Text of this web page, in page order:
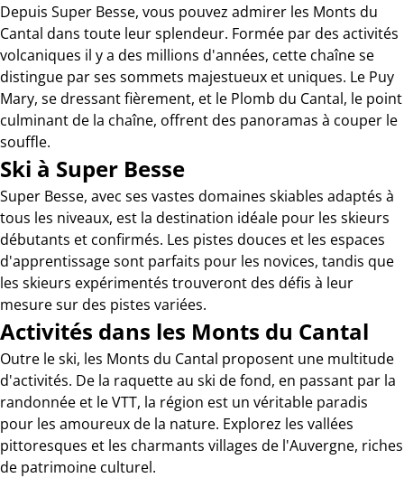
Depuis Super Besse, vous pouvez admirer les Monts du
Cantal dans toute leur splendeur. Formée par des activités
volcaniques il y a des millions d'années, cette chaîne se
distingue par ses sommets majestueux et uniques. Le Puy
Mary, se dressant fièrement, et le Plomb du Cantal, le point
culminant de la chaîne, offrent des panoramas à couper le
souffle.
Ski à Super Besse
Super Besse, avec ses vastes domaines skiables adaptés à
tous les niveaux, est la destination idéale pour les skieurs
débutants et confirmés. Les pistes douces et les espaces
d'apprentissage sont parfaits pour les novices, tandis que
les skieurs expérimentés trouveront des défis à leur
mesure sur des pistes variées.
Activités dans les Monts du Cantal
Outre le ski, les Monts du Cantal proposent une multitude
d'activités. De la raquette au ski de fond, en passant par la
randonnée et le VTT, la région est un véritable paradis
pour les amoureux de la nature. Explorez les vallées
pittoresques et les charmants villages de l'Auvergne, riches
de patrimoine culturel.